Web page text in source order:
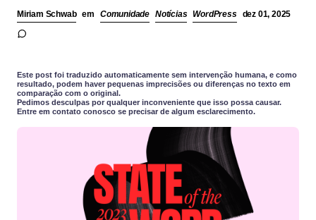
Miriam Schwab em Comunidade Notícias WordPress dez 01, 2025
Este post foi traduzido automaticamente sem intervenção humana, e como
resultado, podem haver pequenas imprecisões ou diferenças no texto em
comparação com o original.
Pedimos desculpas por qualquer inconveniente que isso possa causar.
Entre em contato conosco se precisar de algum esclarecimento.